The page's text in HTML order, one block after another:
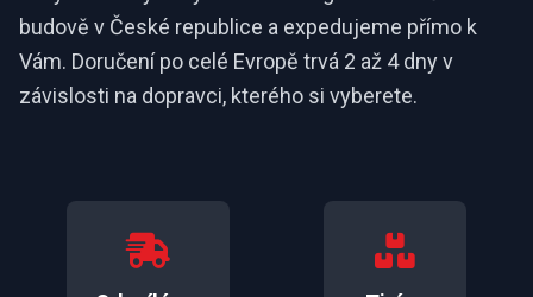
budově v České republice a expedujeme přímo k
Vám. Doručení po celé Evropě trvá 2 až 4 dny v
závislosti na dopravci, kterého si vyberete.